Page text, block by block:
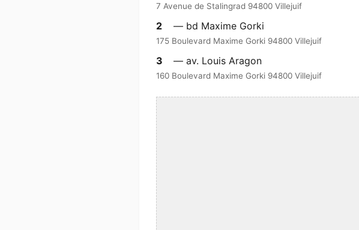
7 Avenue de Stalingrad 94800 Villejuif
2 — bd Maxime Gorki
175 Boulevard Maxime Gorki 94800 Villejuif
3 — av. Louis Aragon
160 Boulevard Maxime Gorki 94800 Villejuif